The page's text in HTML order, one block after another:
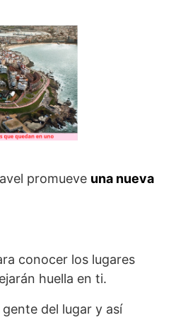
promueve una nueva
conocer los lugares
huella en ti.
del lugar y así